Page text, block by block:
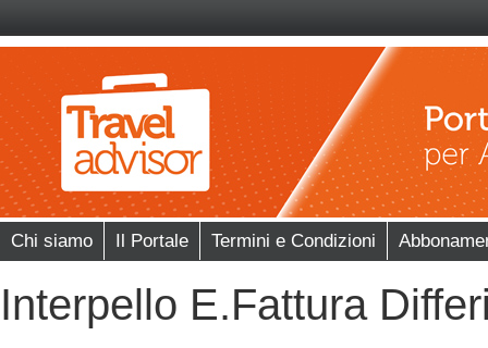
Chi siamo Il Portale Termini e Condizioni
Interpello E.Fattura